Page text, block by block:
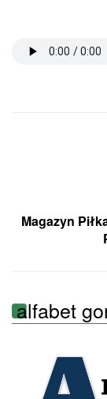
Magazyn
alfabet